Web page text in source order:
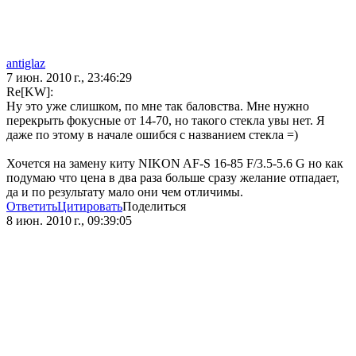
antiglaz
7 июн. 2010 г., 23:46:29
Re[KW]:
Ну это уже слишком, по мне так баловства. Мне нужно
перекрыть фокусные от 14-70, но такого стекла увы нет. Я
даже по этому в начале ошибся с названием стекла =)
Хочется на замену киту NIKON AF-S 16-85 F/3.5-5.6 G но как
подумаю что цена в два раза больше сразу желание отпадает,
да и по результату мало они чем отличимы.
ОтветитьЦитироватьПоделиться
8 июн. 2010 г., 09:39:05